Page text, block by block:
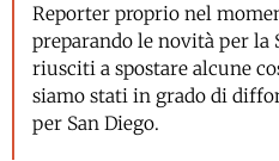
Reporter proprio nel
preparando le novità per la
riusciti a spostare alcune
siamo stati in grado di
per San Diego.